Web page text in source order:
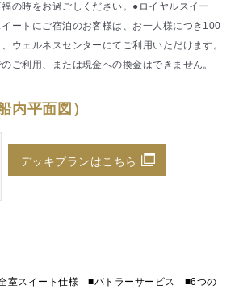
の時をお過ごしください。●ロイヤルスイー
イートにご宿泊のお客様は、お一人様につき100
ウェルネスセンターにてご利用いただけます。
ご利用、または現金への換金はできません。
内平面図）
デッキプランはこちら
室スイート仕様 ■バトラーサービス ■6つの